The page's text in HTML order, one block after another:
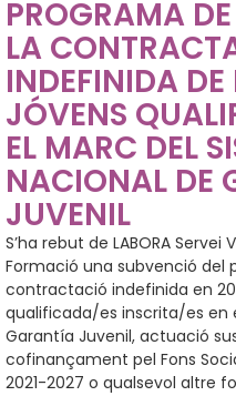
PROGRAMA
LA
INDEFINIDA DE
JÓVENS
EL MARC DEL
NACIONAL DE
JUVENIL
S’ha rebut de LABORA Servei
Formació una subvenció del
contractació indefinida en
qualificada/es inscrita/es en
Garantía Juvenil, actuació
cofinançament pel Fons
2021-2027 o qualsevol altre